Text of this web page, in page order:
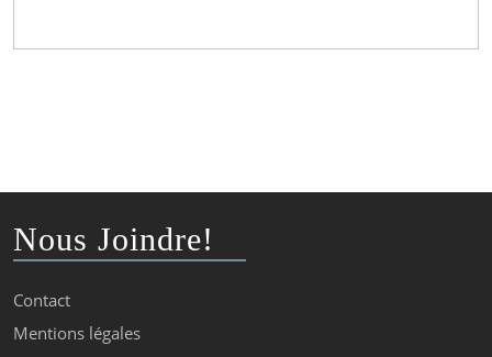
Nous Joindre!
Contact
Mentions légales